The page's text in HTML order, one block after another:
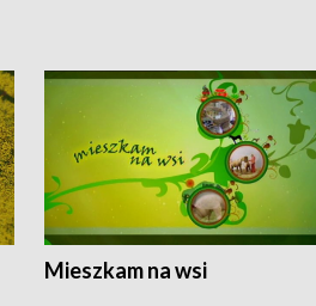
Mieszkam na wsi